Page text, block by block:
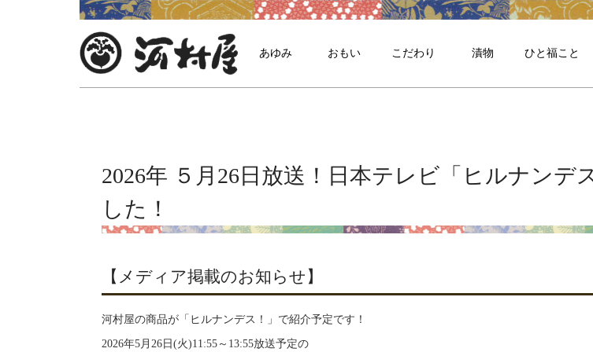
あゆみ おもい こだわり 漬物 ひと福こと
2026年 ５月26日放送！日本テレビ「ヒルナンデ
した！
【メディア掲載のお知らせ】
河村屋の商品が「ヒルナンデス！」で紹介予定です！
2026年5月26日(火)11:55～13:55放送予定の